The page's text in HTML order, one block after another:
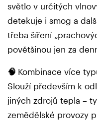
světlo v určitých
detekuje i smog a
třeba šíření
povětšinou jen za
🧠 Kombinace více
Slouží především k
jiných zdrojů tepla –
zemědělské provozy